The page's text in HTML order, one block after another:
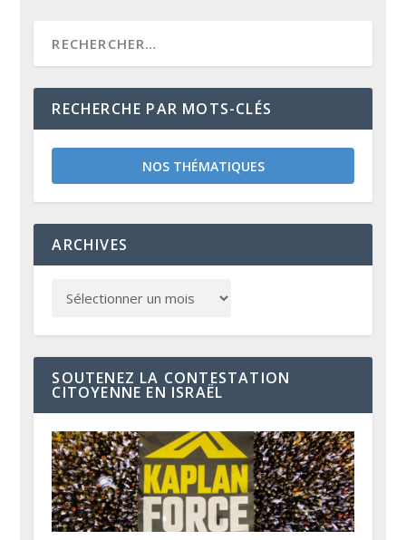
RECHERCHE PAR MOTS-CLÉS
NOS THÉMATIQUES
ARCHIVES
SOUTENEZ LA CONTESTATION
CITOYENNE EN ISRAËL